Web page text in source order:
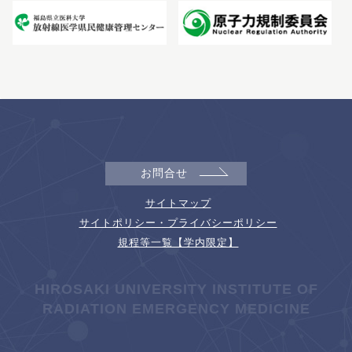
お問合せ
サイトマップ
サイトポリシー・プライバシーポリシー
規程等一覧【学内限定】
HIROSAKI UNIVERSITY INSTITUTE OF
RADIATION EMERGENCY MEDICINE